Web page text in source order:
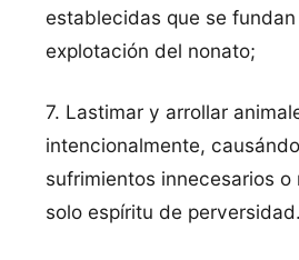
establecidas que se
explotación del nonato;
7. Lastimar y arrollar
intencionalmente,
sufrimientos innecesarios o
solo espíritu de perversidad.